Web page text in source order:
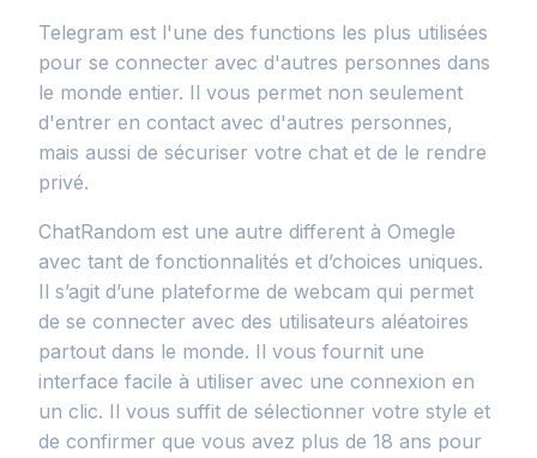
Telegram est l'une des functions les plus utilisées
pour se connecter avec d'autres personnes dans
le monde entier. Il vous permet non seulement
d'entrer en contact avec d'autres personnes,
mais aussi de sécuriser votre chat et de le rendre
privé.
ChatRandom est une autre different à Omegle
avec tant de fonctionnalités et d’choices uniques.
Il s’agit d’une plateforme de webcam qui permet
de se connecter avec des utilisateurs aléatoires
partout dans le monde. Il vous fournit une
interface facile à utiliser avec une connexion en
un clic. Il vous suffit de sélectionner votre style et
de confirmer que vous avez plus de 18 ans pour